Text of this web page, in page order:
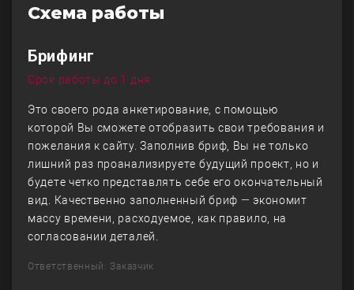
Схема работы
Брифинг
Срок работы до 1 дня
Это своего рода анкетирование, с помощью
которой Вы сможете отобразить свои требования и
пожелания к сайту. Заполнив бриф, Вы не только
лишний раз проанализируете будущий проект, но и
будете четко представлять себе его окончательный
вид. Качественно заполненный бриф — экономит
массу времени, расходуемое, как правило, на
согласовании деталей.
Ответственный: Заказчик